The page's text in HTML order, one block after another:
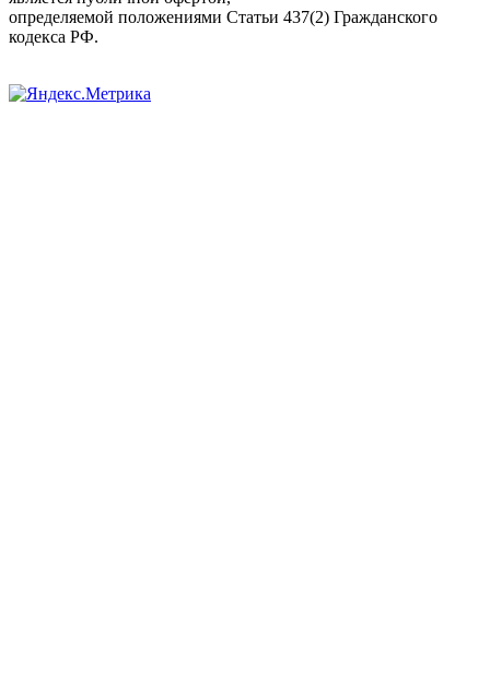
определяемой положениями Статьи 437(2) Гражданского
кодекса РФ.